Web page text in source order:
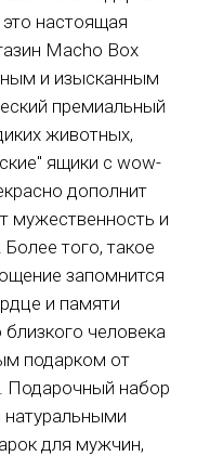
настоящая
Macho Box
и изысканным
премиальный
животных,
ящики с wow-
дополнит
мужественность и
того, такое
запомнится
и памяти
человека
подарком от
Подарочный набор
для мужчин,
кузен знал,
Этот
благодарю ее и
умирают, это
кузен знал,
Этот
благодарю ее и
умирают, это
день после
2 дня после